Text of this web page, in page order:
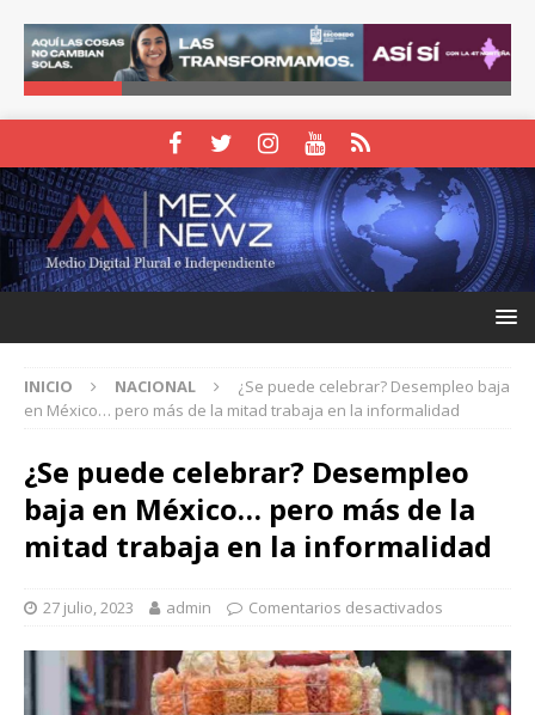
INICIO NACIONAL
¿Se puede celebrar? Desempleo baja
en México… pero más de la mitad trabaja en la informalidad
¿Se puede celebrar? Desempleo
baja en México… pero más de la
mitad trabaja en la informalidad
27 julio, 2023 admin Comentarios desactivados